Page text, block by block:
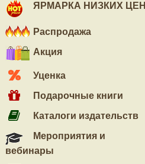
ЯРМАРКА НИЗКИХ ЦЕН
Распродажа
Акция
Уценка
Подарочные книги
Каталоги издательств
Мероприятия и
вебинары